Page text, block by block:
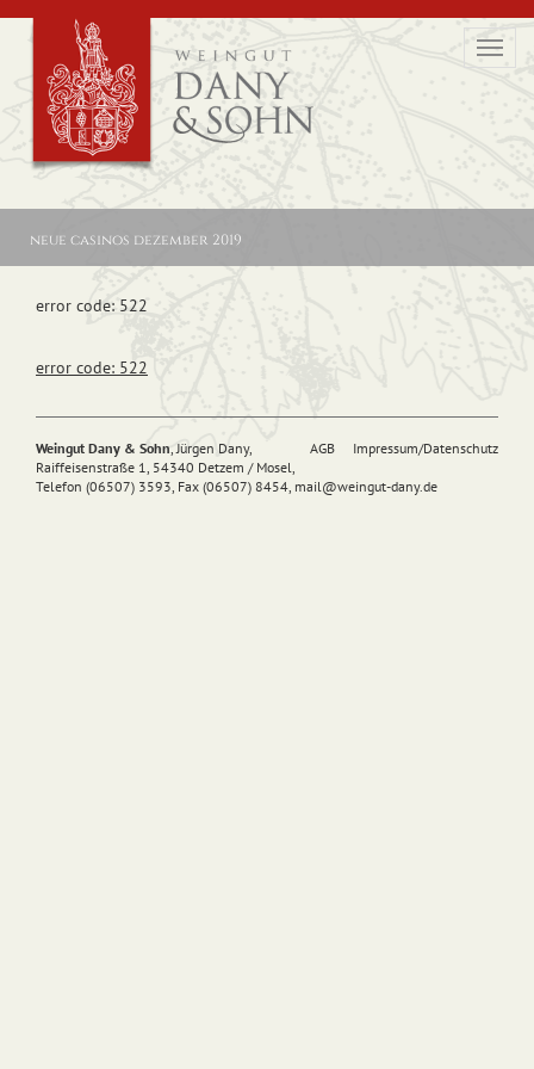
neue casinos dezember 2019
error code: 522
error code: 522
AGB Impressum/Datenschutz
Weingut Dany & Sohn, Jürgen Dany,
Raiffeisenstraße 1, 54340 Detzem / Mosel,
Telefon (06507) 3593, Fax (06507) 8454, mail@weingut-dany.de